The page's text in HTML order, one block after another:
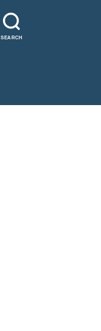
SEARCH